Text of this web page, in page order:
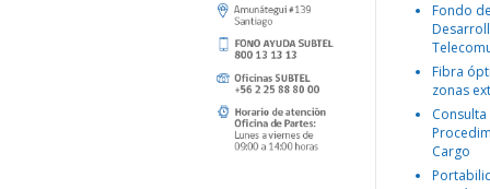
Fondo
Fibra
zonas
Consulta
Cargo